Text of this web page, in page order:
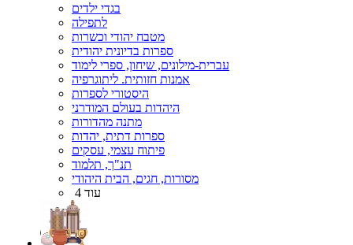
בגדי ילדים
לתפילה
מטבח יהודי וכשרות
ספרות בדיונית יהודית
עברית-מילונים, שיחון, ספרי לימוד
אמנות חזותית. ליתוגרפיה
היסטורי לספרות
היהדות בעולם המודרני
מתנה מהדורות
ספרות דתית, יהדות
פיתוח עצמי, עסקים
תנ"ך, תלמוד
מסורות, חגים, הבית היהודי
עוד 4